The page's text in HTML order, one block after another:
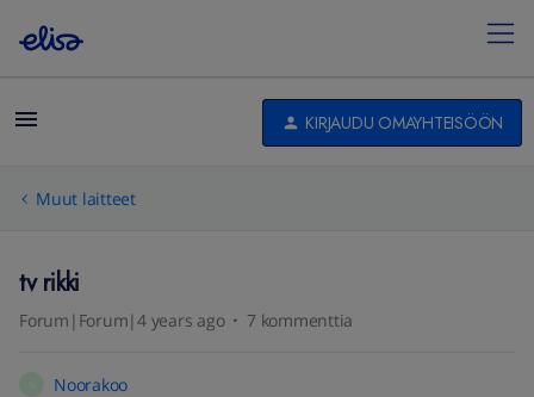
KIRJAUDU OMAYHTEISÖÖN
Muut laitteet
tv rikki
Forum|Forum|4 years ago 7 kommenttia
Noorakoo